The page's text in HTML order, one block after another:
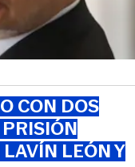
CON DOS
LEÓN Y